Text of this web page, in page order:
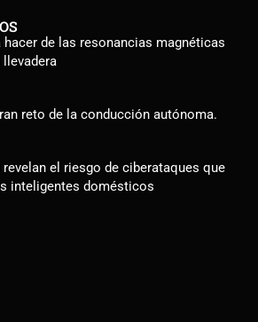
hacer de las resonancias magnéticas
llevadera
reto de la conducción autónoma.
el riesgo de ciberataques que
inteligentes domésticos